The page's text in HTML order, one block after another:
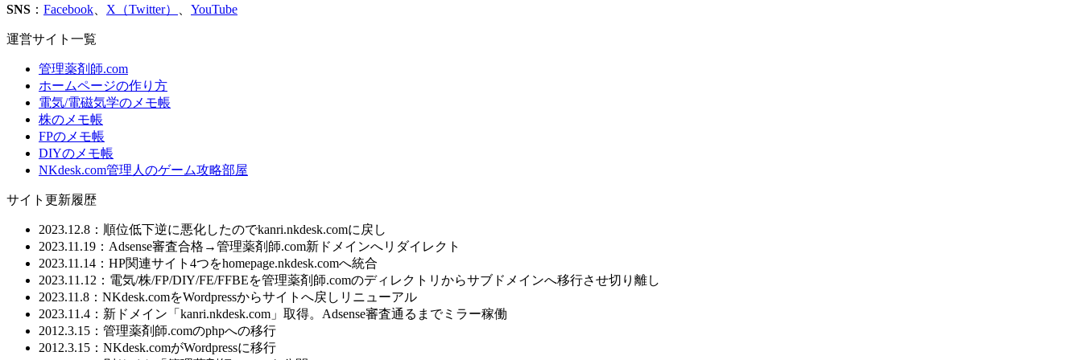
SNS ： Facebook X（Twitter） YouTube
運営サイト一覧
管理薬剤師.com
ホームページの作り方
電気/電磁気学のメモ帳
株のメモ帳
FPのメモ帳
DIYのメモ帳
NKdesk.com管理人のゲーム攻略部屋
サイト更新履歴
2023.12.8：順位低下逆に悪化したのでkanri.nkdesk.comに戻し
2023.11.19：Adsense審査合格→管理薬剤師.com新ドメインへリダイレクト
2023.11.14：HP関連サイト4つをhomepage.nkdesk.comへ統合
2023.11.12：電気/株/FP/DIY/FE/FFBEを管理薬剤師.comのディレクトリからサブドメインへ移行させ切り離し
2023.11.8：NKdesk.comをWordpressからサイトへ戻しリニューアル
2023.11.4：新ドメイン「kanri.nkdesk.com」取得。Adsense審査通るまでミラー稼働
2012.3.15：管理薬剤師.comのphpへの移行
2012.3.15：NKdesk.comがWordpressに移行